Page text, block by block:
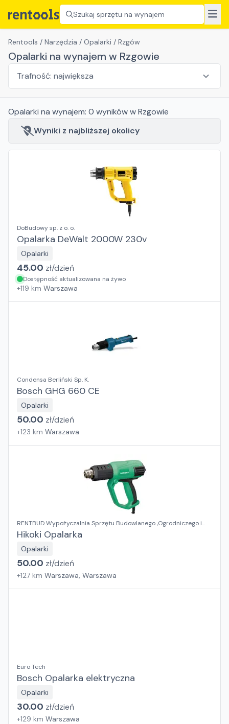
Szukaj sprzętu na wynajem
Rentools / Narzędzia / Opalarki / Rzgów
Opalarki na wynajem w Rzgowie
Opalarki na wynajem: 0 wynikóww Rzgowie
Wyniki z najbliższej okolicy
DoBudowy sp. z o. o.
Opalarka DeWalt 2000W 230v
Opalarki
45.00 zł/dzień
Dostępność aktualizowana na żywo
+119 km Warszawa
Condensa Berliński Sp. K.
Bosch GHG 660 CE
Opalarki
50.00 zł/dzień
+123 km Warszawa
RENTBUD Wypożyczalnia Sprzętu Budowlanego ,Ogrodniczego i
Elektronarzędzi
Hikoki Opalarka
Opalarki
50.00 zł/dzień
+127 km Warszawa, Warszawa
Euro Tech
Bosch Opalarka elektryczna
Opalarki
30.00 zł/dzień
+129 km Warszawa